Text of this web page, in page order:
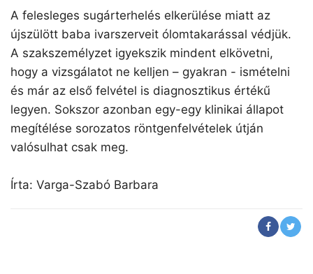
A felesleges sugárterhelés elkerülése miatt az
újszülött baba ivarszerveit ólomtakarással védjük.
A szakszemélyzet igyekszik mindent elkövetni,
hogy a vizsgálatot ne kelljen – gyakran - ismételni
és már az első felvétel is diagnosztikus értékű
legyen. Sokszor azonban egy-egy klinikai állapot
megítélése sorozatos röntgenfelvételek útján
valósulhat csak meg.
Írta: Varga-Szabó Barbara